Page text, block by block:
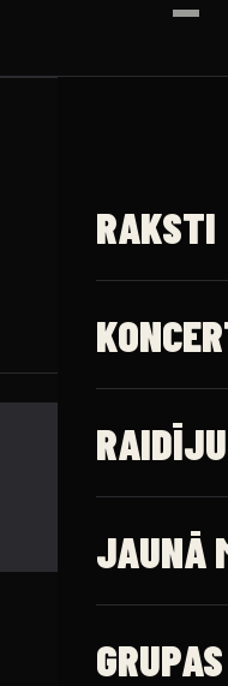
✕
RAKSTI
JAUNĀ
GRUPAS